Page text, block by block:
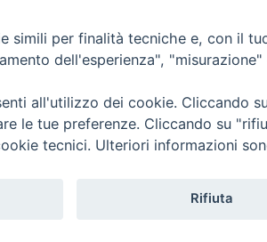
Privacy Policy Cookie Policy
Trentina Editrice
simili per finalità tecniche e, con il
dell'esperienza",
all'utilizzo dei cookie. Cliccando
le tue preferenze. Cliccando su
tecnici. Ulteriori informazioni
Rifiuta